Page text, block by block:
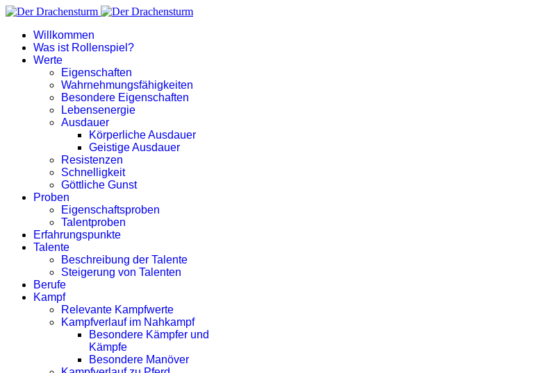
Willkommen
Was ist Rollenspiel?
Werte
Eigenschaften
Wahrnehmungsfähigkeiten
Besondere Eigenschaften
Lebensenergie
Ausdauer
Körperliche Ausdauer
Geistige Ausdauer
Resistenzen
Schnelligkeit
Göttliche Gunst
Proben
Eigenschaftsproben
Talentproben
Erfahrungspunkte
Talente
Beschreibung der Talente
Steigerung von Talenten
Berufe
Kampf
Relevante Kampfwerte
Kampfverlauf im Nahkampf
Besondere Kämpfer und
Kämpfe
Besondere Manöver